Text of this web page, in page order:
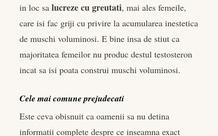
in loc sa lucreze cu greutati, mai ales femeile,
care isi fac griji cu privire la acumularea inestetica
de muschi voluminosi. E bine insa de stiut ca
majoritatea femeilor nu produc destul testosteron
incat sa isi poata construi muschi voluminosi.
Cele mai comune prejudecati
Este ceva obisnuit ca oamenii sa nu detina
informatii complete despre ce inseamna exact